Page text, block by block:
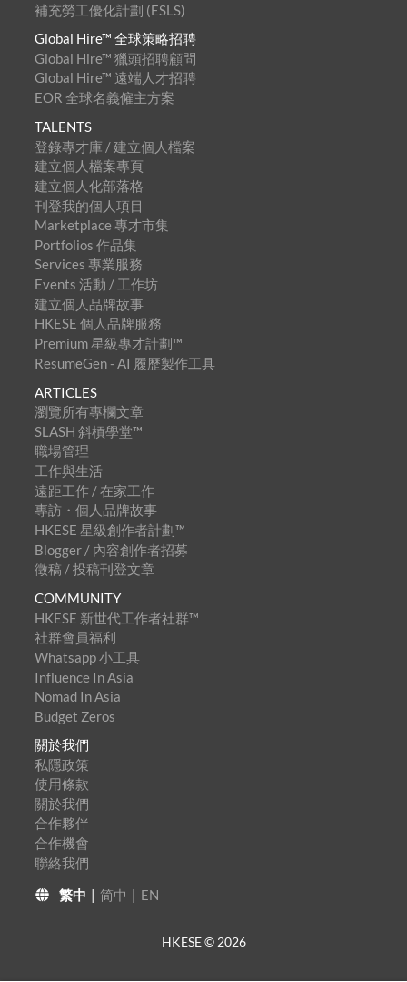
補充勞工優化計劃 (ESLS)
Global Hire™ 全球策略招聘
Global Hire™ 獵頭招聘顧問
Global Hire™ 遠端人才招聘
EOR 全球名義僱主方案
TALENTS
登錄專才庫 / 建立個人檔案
建立個人檔案專頁
建立個人化部落格
刊登我的個人項目
Marketplace 專才市集
Portfolios 作品集
Services 專業服務
Events 活動 / 工作坊
建立個人品牌故事
HKESE 個人品牌服務
Premium 星級專才計劃™
ResumeGen - AI 履歷製作工具
ARTICLES
瀏覽所有專欄文章
SLASH 斜槓學堂™
職場管理
工作與生活
遠距工作 / 在家工作
專訪・個人品牌故事
HKESE 星級創作者計劃™
Blogger / 內容創作者招募
徵稿 / 投稿刊登文章
COMMUNITY
HKESE 新世代工作者社群™
社群會員福利
Whatsapp 小工具
Influence In Asia
Nomad In Asia
Budget Zeros
關於我們
私隱政策
使用條款
關於我們
合作夥伴
合作機會
聯絡我們
繁中 | 简中 | EN
HKESE © 2026